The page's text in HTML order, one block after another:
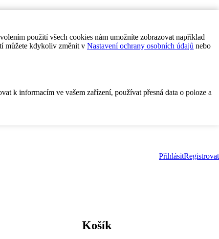
použití všech cookies nám umožníte zobrazovat například
můžete kdykoliv změnit v Nastavení ochrany osobních údajů nebo
k informacím ve vašem zařízení, používat přesná data o poloze a
PřihlásitRegistrovat
Košík